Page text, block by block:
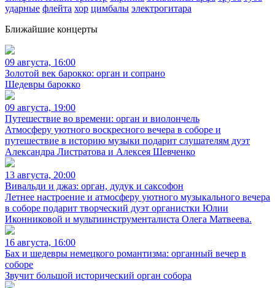
ударные флейта хор цимбалы электрогитара
Ближайшие концерты
09 августа, 16:00
Золотой век барокко: орган и сопрано
Шедевры барокко
09 августа, 19:00
Путешествие во времени: орган и виолончель
Атмосферу уютного воскресного вечера в соборе и
путешествие в историю музыки подарит слушателям дуэт
Александра Листратова и Алексея Шевченко
13 августа, 20:00
Вивальди и джаз: орган, дудук и саксофон
Летнее настроение и атмосферу уютного музыкального вечера
в соборе подарит творческий дуэт органистки Юлии
Иконниковой и мультиинструменталиста Олега Матвеева.
16 августа, 16:00
Бах и шедевры немецкого романтизма: органный вечер в
соборе
Звучит большой исторический орган собора